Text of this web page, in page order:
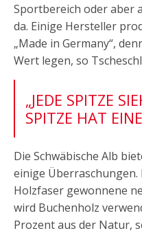
Sportbereich oder aber
da. Einige Hersteller
„Made in Germany“,
Wert legen, so
„JEDE SPITZE
SPITZE HAT
Die Schwäbische Alb
einige Überraschungen.
Holzfaser gewonnene
wird Buchenholz
Prozent aus der Natur,